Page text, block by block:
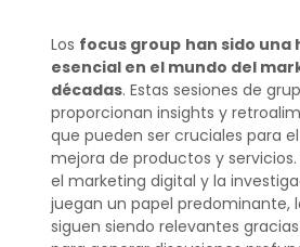
Los focus group han sido
esencial en el mundo del
décadas. Estas sesiones de
proporcionan insights y
que pueden ser cruciales para
mejora de productos y
el marketing digital y la
juegan un papel predominante,
siguen siendo relevantes